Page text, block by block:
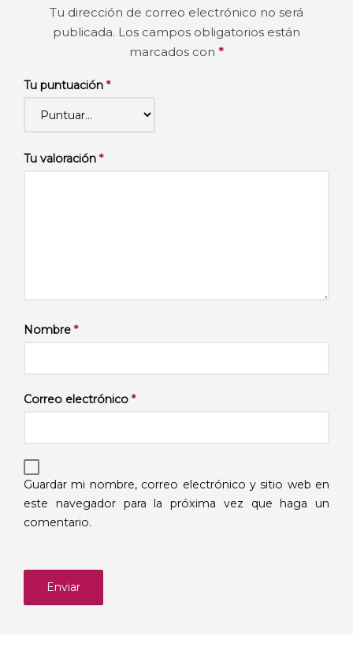
Tu dirección de correo electrónico no será
publicada. Los campos obligatorios están
marcados con *
Tu puntuación *
Tu valoración *
Nombre *
Correo electrónico *
Guardar mi nombre, correo electrónico y sitio web en
este navegador para la próxima vez que haga un
comentario.